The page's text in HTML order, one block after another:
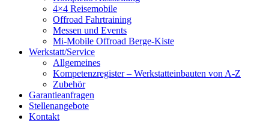
4×4 Reisemobile
Offroad Fahrtraining
Messen und Events
Mi-Mobile Offroad Berge-Kiste
Werkstatt/Service
Allgemeines
Kompetenzregister – Werkstatteinbauten von A-Z
Zubehör
Garantieanfragen
Stellenangebote
Kontakt